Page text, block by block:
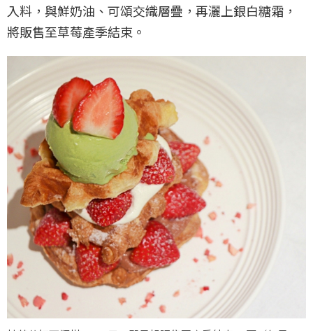
入料，與鮮奶油、可頌交織層疊，再灑上銀白糖霜，
將販售至草莓產季結束。